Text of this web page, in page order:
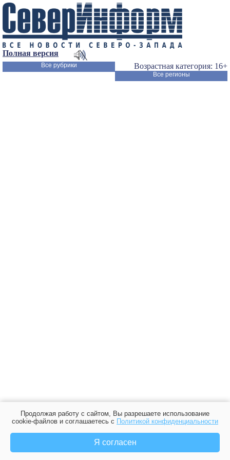
Полная версия
Возрастная категория: 16+
Все рубрики
Все регионы
Продолжая работу с сайтом, Вы разрешаете использование
cookie-файлов и соглашаетесь с Политикой конфиденциальности
Я согласен